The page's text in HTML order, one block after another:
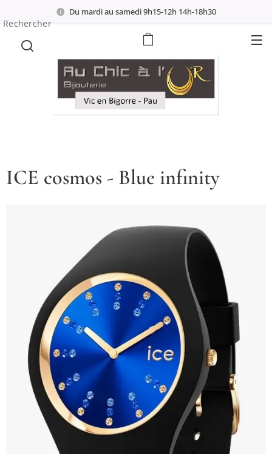
Du mardi au samedi 9h15-12h 14h-18h30
Rechercher
ICE cosmos - Blue infinity